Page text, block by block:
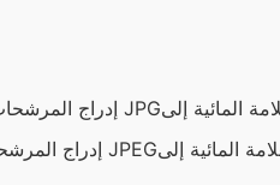
إدراج المرشحات في JPG
إدراج المرشحات في JPEG